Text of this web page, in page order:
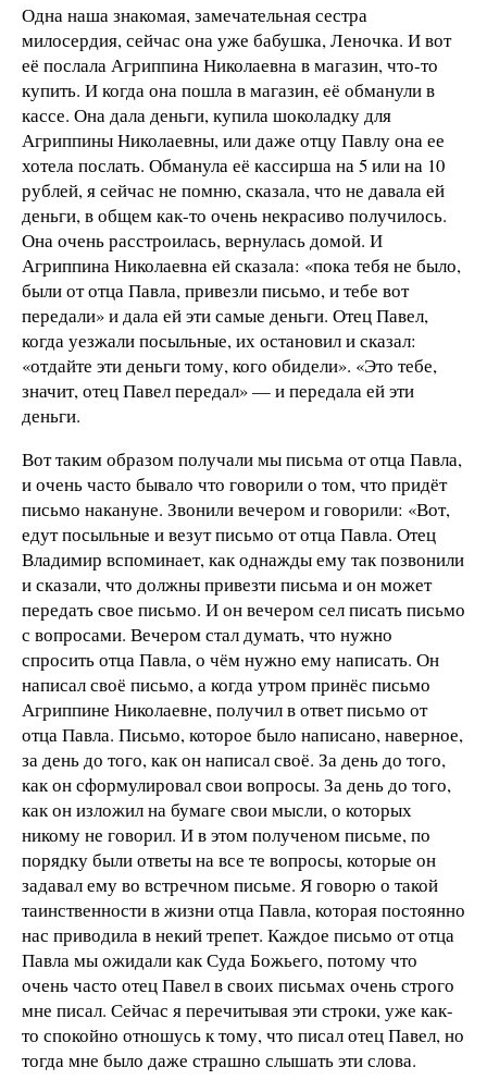
Одна наша знакомая, замечательная сестра
милосердия, сейчас она уже бабушка, Леночка. И вот
её послала Агриппина Николаевна в магазин, что-то
купить. И когда она пошла в магазин, её обманули в
кассе. Она дала деньги, купила шоколадку для
Агриппины Николаевны, или даже отцу Павлу она ее
хотела послать. Обманула её кассирша на 5 или на 10
рублей, я сейчас не помню, сказала, что не давала ей
деньги, в общем как-то очень некрасиво получилось.
Она очень расстроилась, вернулась домой. И
Агриппина Николаевна ей сказала: «пока тебя не было,
были от отца Павла, привезли письмо, и тебе вот
передали» и дала ей эти самые деньги. Отец Павел,
когда уезжали посыльные, их остановил и сказал:
«отдайте эти деньги тому, кого обидели». «Это тебе,
значит, отец Павел передал» — и передала ей эти
деньги.
Вот таким образом получали мы письма от отца Павла,
и очень часто бывало что говорили о том, что придёт
письмо накануне. Звонили вечером и говорили: «Вот,
едут посыльные и везут письмо от отца Павла. Отец
Владимир вспоминает, как однажды ему так позвонили
и сказали, что должны привезти письма и он может
передать свое письмо. И он вечером сел писать письмо
с вопросами. Вечером стал думать, что нужно
спросить отца Павла, о чём нужно ему написать. Он
написал своё письмо, а когда утром принёс письмо
Агриппине Николаевне, получил в ответ письмо от
отца Павла. Письмо, которое было написано, наверное,
за день до того, как он написал своё. За день до того,
как он сформулировал свои вопросы. За день до того,
как он изложил на бумаге свои мысли, о которых
никому не говорил. И в этом полученом письме, по
порядку были ответы на все те вопросы, которые он
задавал ему во встречном письме. Я говорю о такой
таинственности в жизни отца Павла, которая постоянно
нас приводила в некий трепет. Каждое письмо от отца
Павла мы ожидали как Суда Божьего, потому что
очень часто отец Павел в своих письмах очень строго
мне писал. Сейчас я перечитывая эти строки, уже как-
то спокойно отношусь к тому, что писал отец Павел, но
тогда мне было даже страшно слышать эти слова.